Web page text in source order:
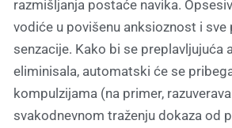
razmišljanja postaće navika.
vodiće u povišenu anksioznost i sve
senzacije. Kako bi se preplavljujuća
eliminisala, automatski će se
kompulzijama (na primer,
svakodnevnom traženju dokaza od